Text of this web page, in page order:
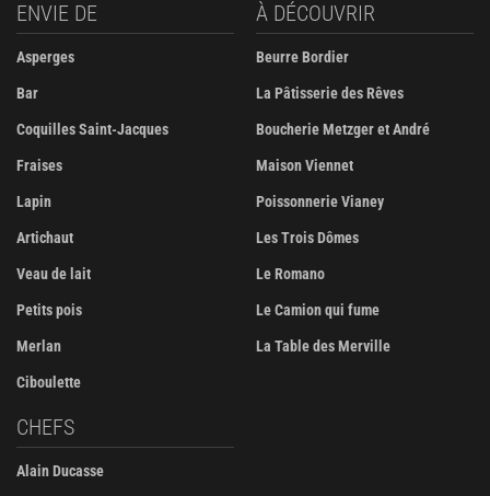
ENVIE DE
Asperges
Bar
Coquilles Saint-Jacques
Fraises
Lapin
Artichaut
Veau de lait
Petits pois
Merlan
Ciboulette
À DÉCOUVRIR
Beurre Bordier
La Pâtisserie des Rêves
Boucherie Metzger et André
Maison Viennet
Poissonnerie Vianey
Les Trois Dômes
Le Romano
Le Camion qui fume
La Table des Merville
CHEFS
Alain Ducasse